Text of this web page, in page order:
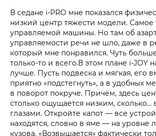
В седане i‑PRO мне показался
низкий центр тяжести модели. Самое
управляемой машины. Но там об
управляемости речи не шло, даже в
который мне понравился. Чуть
только-то и всего.В этом плане i‑JOY
лучше. Пусть подвеска и мягкая, его
приятно «подстегнуть», а в удобных
в поворот покруче. Причём, здесь
столько ощущается низким, сколько…
глазами. Откройте капот — все
находятся, словно в яме — на уровне
кузова. «Возвышается» фактически